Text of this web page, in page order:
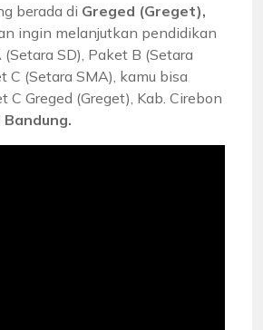
berada di Greged (Greget),
ingin melanjutkan pendidikan
SD), Paket B (Setara
C (Setara SMA), kamu bisa
C Greged (Greget), Kab. Cirebon
Bandung.